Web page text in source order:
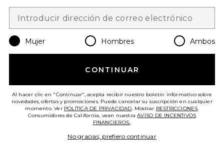
Favorite PAÑUELO LEOPARD
Mujer Hombres Ambos
CONTINUAR
Al hacer clic en "Continuar", acepta recibir nuestro boletín informativo sobre
novedades, ofertas y promociones. Puede cancelar su suscripción en cualquier
momento. Ver POLÍTICA DE PRIVACIDAD. Mostrar RESTRICCIONES.
Consumidores de California, vean nuestraAVISO DE INCENTIVOS
FINANCIEROS..
No gracias, prefiero continuar